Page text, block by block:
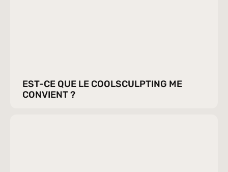
EST-CE QUE LE COOLSCULPTING ME
CONVIENT ?